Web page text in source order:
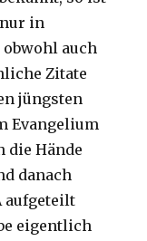
in
auch
Zitate
jüngsten
Evangelium
die Hände
danach
aufgeteilt
eigentlich